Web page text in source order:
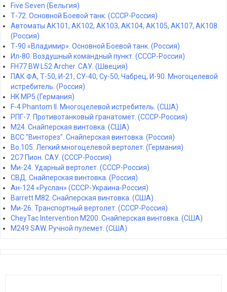
Five Seven (Бельгия)
Т-72. Основной Боевой танк. (СССР-Россия)
Автоматы АК101, АК102, АК103, АК104, АК105, АК107, АК108.
(Россия)
Т-90 «Владимир». Основной Боевой танк. (Россия)
Ил-80. Воздушный командный пункт. (СССР-Россия)
FH77 BW L52 Archer. САУ. (Швеция)
ПАК ФА, Т-50, И-21, СУ-40, Су-50, Чабрец, И-90. Многоцелевой
истребитель. (Россия)
HK MP5 (Германия)
F-4 Phantom II. Многоцелевой истребитель. (США)
РПГ-7. Противотанковый гранатомет. (СССР-Россия)
M24. Снайперская винтовка. (США)
ВСС "Винторез". Снайперская винтовка. (Россия)
Bo.105. Легкий многоцелевой вертолет. (Германия)
2С7 Пион. САУ. (СССР-Россия)
Ми-24. Ударный вертолет. (СССР-Россия)
СВД. Снайперская винтовка. (Россия)
Ан-124 «Руслан» (СССР-Украина-Россия)
Barrett M82. Снайперская винтовка. (США)
Ми-26. Транспортный вертолет. (СССР-Россия)
CheyTac Intervention M200. Снайперская винтовка. (США)
M249 SAW. Ручной пулемет. (США)